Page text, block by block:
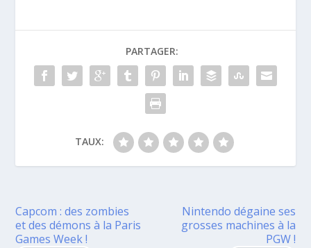
PARTAGER:
TAUX:
Capcom : des zombies
et des démons à la Paris
Games Week !
Nintendo dégaine ses
grosses machines à la
PGW !